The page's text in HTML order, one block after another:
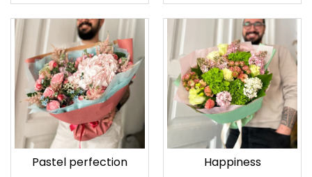
Pastel perfection Happiness